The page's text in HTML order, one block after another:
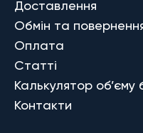
Доставлення
Обмін та
Оплата
Статті
Калькулятор об’єму
Контакти